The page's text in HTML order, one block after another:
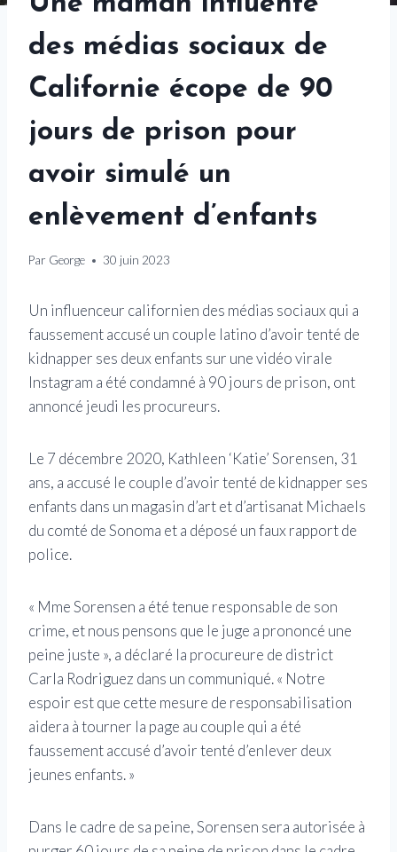
des médias sociaux de
Californie écope de 90
jours de prison pour
avoir simulé un
enlèvement d’enfants
Par George 30 juin 2023
Un influenceur californien des médias sociaux qui a
faussement accusé un couple latino d’avoir tenté de
kidnapper ses deux enfants sur une vidéo virale
Instagram a été condamné à 90 jours de prison, ont
annoncé jeudi les procureurs.
Le 7 décembre 2020, Kathleen ‘Katie’ Sorensen, 31
ans, a accusé le couple d’avoir tenté de kidnapper ses
enfants dans un magasin d’art et d’artisanat Michaels
du comté de Sonoma et a déposé un faux rapport de
police.
« Mme Sorensen a été tenue responsable de son
crime, et nous pensons que le juge a prononcé une
peine juste », a déclaré la procureure de district
Carla Rodriguez dans un communiqué. « Notre
espoir est que cette mesure de responsabilisation
aidera à tourner la page au couple qui a été
faussement accusé d’avoir tenté d’enlever deux
jeunes enfants. »
Dans le cadre de sa peine, Sorensen sera autorisée à